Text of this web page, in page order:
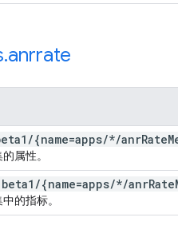
.anrrate
/{name=apps/*/anrRate
属性。
/{name=apps/*/anrRate
的指标。